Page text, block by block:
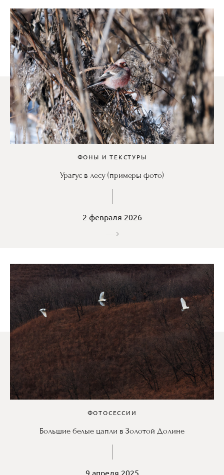
ФОНЫ И ТЕКСТУРЫ
Урагус в лесу (примеры фото)
2 февраля 2026
ФОТОСЕССИИ
Большие белые цапли в Золотой Долине
9 апреля 2025